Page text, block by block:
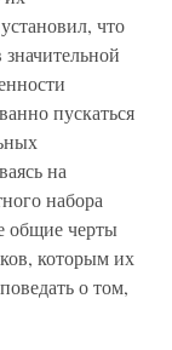
что
пускаться
на
набора
общие черты
которым их
о том,